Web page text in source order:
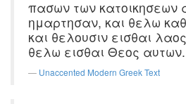
πασων των κατοικησεων
ημαρτησαν, και θελω
και θελουσιν εισθαι
θελω εισθαι Θεος αυτων.
Unaccented Modern Greek Text